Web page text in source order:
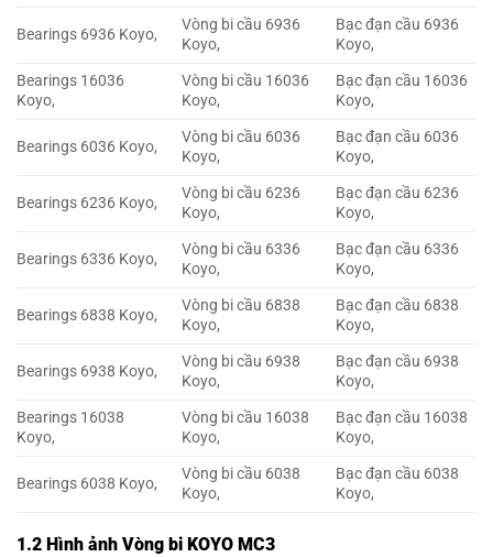
Bearings 6936 Koyo,
Vòng bi cầu 6936
Koyo,
Bạc đạn cầu 6936
Koyo,
Bearings 16036
Koyo,
Vòng bi cầu 16036
Koyo,
Bạc đạn cầu 16036
Koyo,
Bearings 6036 Koyo,
Vòng bi cầu 6036
Koyo,
Bạc đạn cầu 6036
Koyo,
Bearings 6236 Koyo,
Vòng bi cầu 6236
Koyo,
Bạc đạn cầu 6236
Koyo,
Bearings 6336 Koyo,
Vòng bi cầu 6336
Koyo,
Bạc đạn cầu 6336
Koyo,
Bearings 6838 Koyo,
Vòng bi cầu 6838
Koyo,
Bạc đạn cầu 6838
Koyo,
Bearings 6938 Koyo,
Vòng bi cầu 6938
Koyo,
Bạc đạn cầu 6938
Koyo,
Bearings 16038
Koyo,
Vòng bi cầu 16038
Koyo,
Bạc đạn cầu 16038
Koyo,
Bearings 6038 Koyo,
Vòng bi cầu 6038
Koyo,
Bạc đạn cầu 6038
Koyo,
1.2 Hình ảnh Vòng bi KOYO MC3